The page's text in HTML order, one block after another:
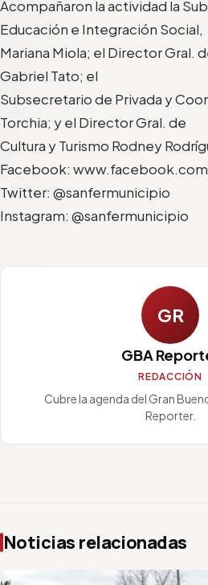
Acompañaron la actividad la
Educación e Integración Social,
Mariana Miola; el Director Gral.
Gabriel Tato; el
Subsecretario de Privada y
Torchia; y el Director Gral. de
Cultura y Turismo Rodney
Facebook:
Twitter: @sanfermunicipio
Instagram: @sanfermunicipio
GR
GBA
REDACCIÓN
Cubre la agenda del Gran
Reporter.
Noticias relacionadas